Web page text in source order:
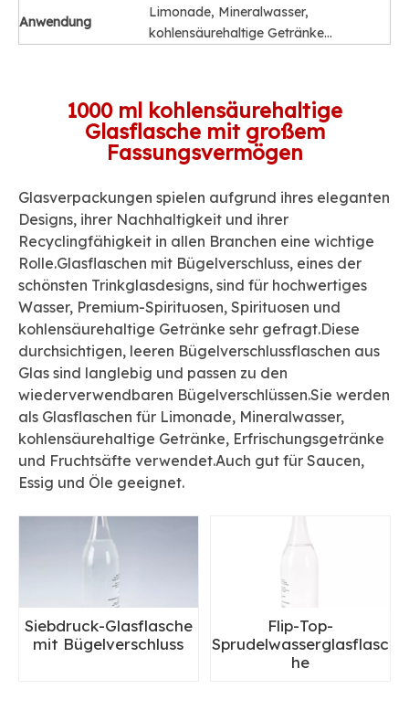
Anwendung
Limonade, Mineralwasser,
kohlensäurehaltige Getränke...
1000 ml kohlensäurehaltige
Glasflasche mit großem
Fassungsvermögen
Glasverpackungen spielen aufgrund ihres eleganten
Designs, ihrer Nachhaltigkeit und ihrer
Recyclingfähigkeit in allen Branchen eine wichtige
Rolle.Glasflaschen mit Bügelverschluss, eines der
schönsten Trinkglasdesigns, sind für hochwertiges
Wasser, Premium-Spirituosen, Spirituosen und
kohlensäurehaltige Getränke sehr gefragt.Diese
durchsichtigen, leeren Bügelverschlussflaschen aus
Glas sind langlebig und passen zu den
wiederverwendbaren Bügelverschlüssen.Sie werden
als Glasflaschen für Limonade, Mineralwasser,
kohlensäurehaltige Getränke, Erfrischungsgetränke
und Fruchtsäfte verwendet.Auch gut für Saucen,
Essig und Öle geeignet.
Siebdruck-Glasflasche
mit Bügelverschluss
Flip-Top-
Sprudelwasserglasflasc
he